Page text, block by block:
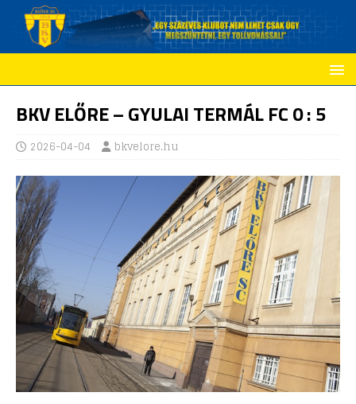
BKV ELŐRE – GYULAI TERMÁL FC 0 : 5
2026-04-04 bkvelore.hu